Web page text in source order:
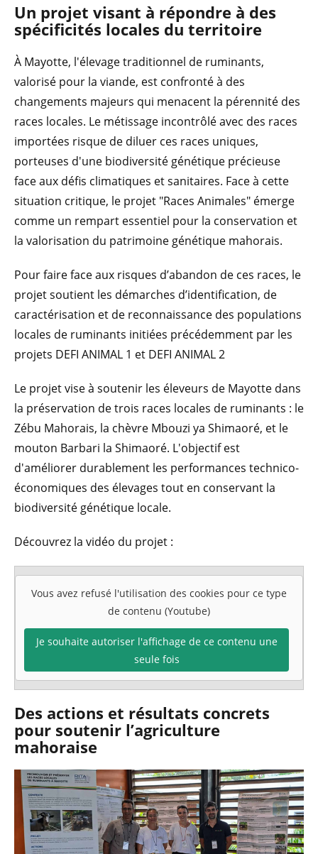
Un projet visant à répondre à des
spécificités locales du territoire
À Mayotte, l'élevage traditionnel de ruminants,
valorisé pour la viande, est confronté à des
changements majeurs qui menacent la pérennité des
races locales. Le métissage incontrôlé avec des races
importées risque de diluer ces races uniques,
porteuses d'une biodiversité génétique précieuse
face aux défis climatiques et sanitaires. Face à cette
situation critique, le projet "Races Animales" émerge
comme un rempart essentiel pour la conservation et
la valorisation du patrimoine génétique mahorais.
Pour faire face aux risques d’abandon de ces races, le
projet soutient les démarches d’identification, de
caractérisation et de reconnaissance des populations
locales de ruminants initiées précédemment par les
projets DEFI ANIMAL 1 et DEFI ANIMAL 2
Le projet vise à soutenir les éleveurs de Mayotte dans
la préservation de trois races locales de ruminants : le
Zébu Mahorais, la chèvre Mbouzi ya Shimaoré, et le
mouton Barbari la Shimaoré. L'objectif est
d'améliorer durablement les performances technico-
économiques des élevages tout en conservant la
biodiversité génétique locale.
Découvrez la vidéo du projet :
Vous avez refusé l'utilisation des cookies pour ce type
de contenu (Youtube)
Je souhaite autoriser l'affichage de ce contenu une
seule fois
Des actions et résultats concrets
pour soutenir l’agriculture
mahoraise